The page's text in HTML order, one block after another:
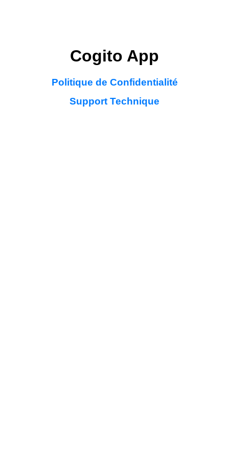
Cogito App
Politique de Confidentialité
Support Technique